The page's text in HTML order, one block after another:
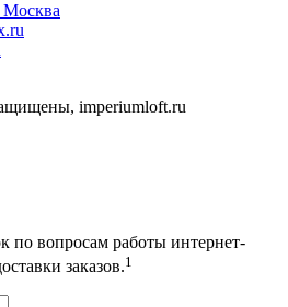
Москва
imperiumloft.ru
по вопросам работы интернет-
заказов.1